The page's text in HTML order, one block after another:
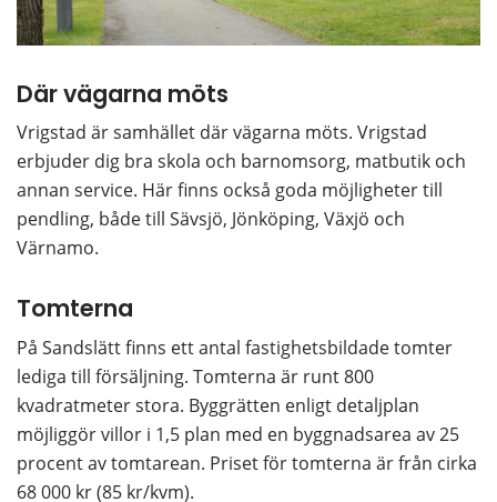
Där vägarna möts
Vrigstad är samhället där vägarna möts. Vrigstad
erbjuder dig bra skola och barnomsorg, matbutik och
annan service. Här finns också goda möjligheter till
pendling, både till Sävsjö, Jönköping, Växjö och
Värnamo.
Tomterna
På Sandslätt finns ett antal fastighetsbildade tomter
lediga till försäljning. Tomterna är runt 800
kvadratmeter stora. Byggrätten enligt detaljplan
möjliggör villor i 1,5 plan med en byggnadsarea av 25
procent av tomtarean. Priset för tomterna är från cirka
68 000 kr (85 kr/kvm).